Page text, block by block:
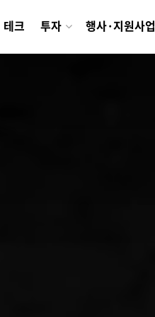
테크 투자 행사·지원사업